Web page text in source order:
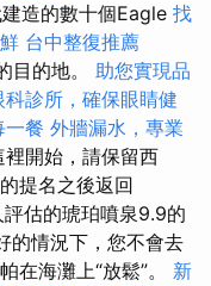
造的數十個Eagle 找
台中整復推薦
目的地。 助您實現品
診所，確保眼睛健
一餐 外牆漏水，專業
裡開始，請保留西
提名之後返回
估的琥珀噴泉9.9的
的情況下，您不會去
在海灘上“放鬆”。 新